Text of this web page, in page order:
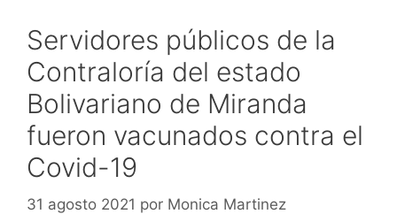
Servidores públicos de la
Contraloría del estado
Bolivariano de Miranda
fueron vacunados contra el
Covid-19
31 agosto 2021 por Monica Martinez